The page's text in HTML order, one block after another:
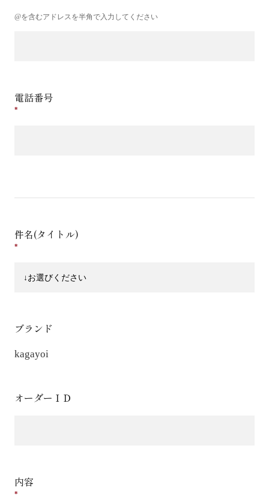
@を含むアドレスを半角で入力してください
電話番号
件名(タイトル)
ブランド
kagayoi
オーダーＩＤ
内容